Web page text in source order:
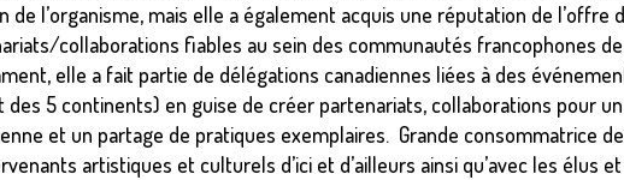
de l’organisme, mais elle a également acquis une réputation de l’offre
collaborations fiables au sein des communautés francophones
elle a fait partie de délégations canadiennes liées à des
des 5 continents) en guise de créer partenariats, collaborations pour
et un partage de pratiques exemplaires. Grande consommatrice
artistiques et culturels d’ici et d’ailleurs ainsi qu’avec les élus